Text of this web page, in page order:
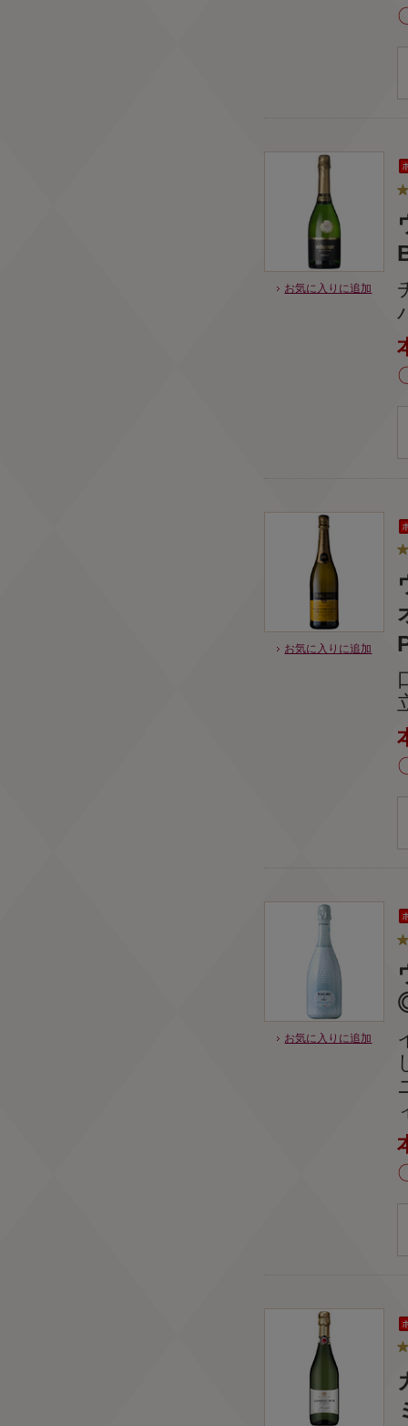
お気に入りに追加
お気に入りに追加
お気に入りに追加